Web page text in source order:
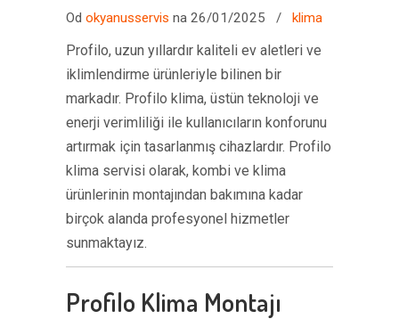
Od okyanusservis na 26/01/2025 / klima
Profilo, uzun yıllardır kaliteli ev aletleri ve
iklimlendirme ürünleriyle bilinen bir
markadır. Profilo klima, üstün teknoloji ve
enerji verimliliği ile kullanıcıların konforunu
artırmak için tasarlanmış cihazlardır. Profilo
klima servisi olarak, kombi ve klima
ürünlerinin montajından bakımına kadar
birçok alanda profesyonel hizmetler
sunmaktayız.
Profilo Klima Montajı